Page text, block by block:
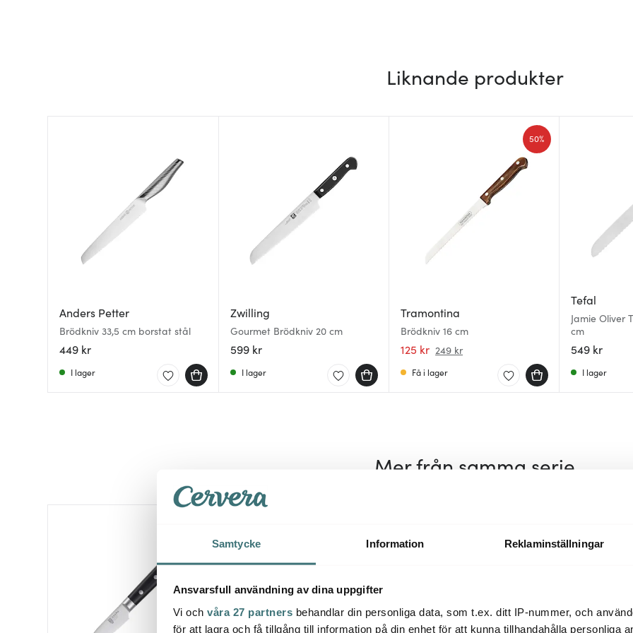
Samtycke Information Reklaminställningar
Ansvarsfull användning av dina uppgifter
Vi och våra 27 partners behandlar din personliga data, som t.ex. ditt IP-nummer, och
för att lagra och få tillgång till information på din enhet för att kunna tillhandahålla personliga
Liknande produkter
Anders Petter
Brödkniv 33,5 cm borstat stål
449 kr
I lager
Zwilling
Gourmet Brödkniv 20 cm
599 kr
I lager
Tramontina
Brödkniv 16 cm
125 kr 249 kr
50%
Få i lager
Tefal
Jamie Oliver
cm
549 kr
I lager
Mer från samma serie